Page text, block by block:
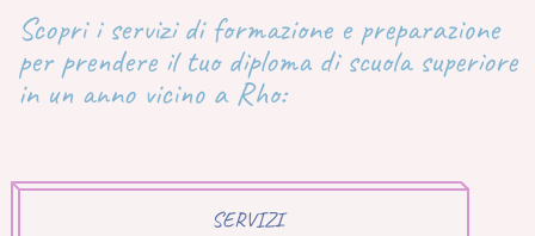
Scopri i servizi di formazione e preparazione
per prendere il tuo diploma di scuola superiore
in un anno vicino a Rho:
SERVIZI